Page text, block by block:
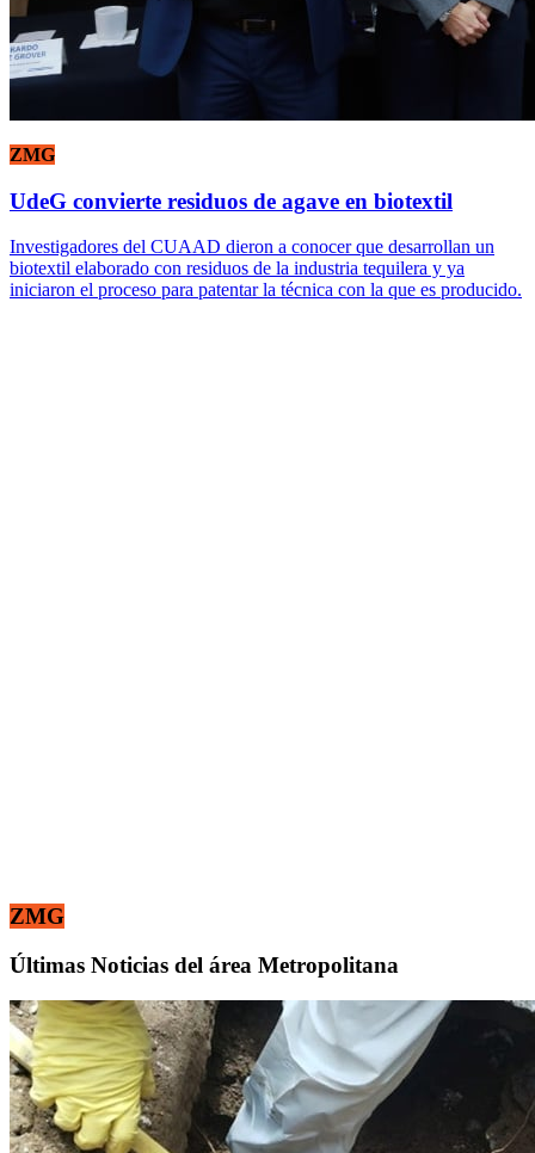
ZMG
UdeG convierte residuos de agave en biotextil
Investigadores del CUAAD dieron a conocer que desarrollan un
biotextil elaborado con residuos de la industria tequilera y ya
iniciaron el proceso para patentar la técnica con la que es producido.
ZMG
Últimas Noticias del área Metropolitana